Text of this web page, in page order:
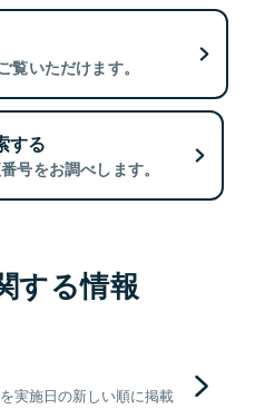
覧いただけます。
する
号をお調べします。
する情報
実施日の新しい順に掲載